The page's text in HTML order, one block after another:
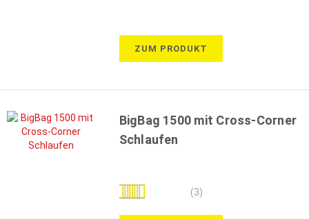
ZUM PRODUKT
BigBag 1500 mit Cross-Corner
Schlaufen
Bewertung: (3)